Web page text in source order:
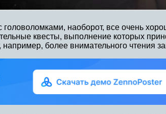
наоборот, все очень
квесты, выполнение которых
более внимательного чтения